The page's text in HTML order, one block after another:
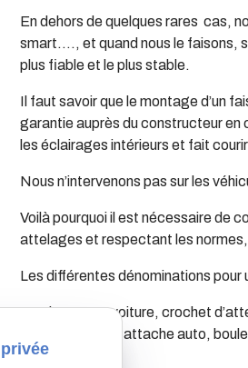
En dehors de quelques rares cas,
smart…., et quand nous le faisons,
plus fiable et le plus stable.
Il faut savoir que le montage d’un
garantie auprès du constructeur
les éclairages intérieurs et fait
Nous n’intervenons pas sur les
Voilà pourquoi il est nécessaire de
attelages et respectant les
Les différentes dénominations pour
Attelage pour voiture, crochet
crochet voiture, attache auto,